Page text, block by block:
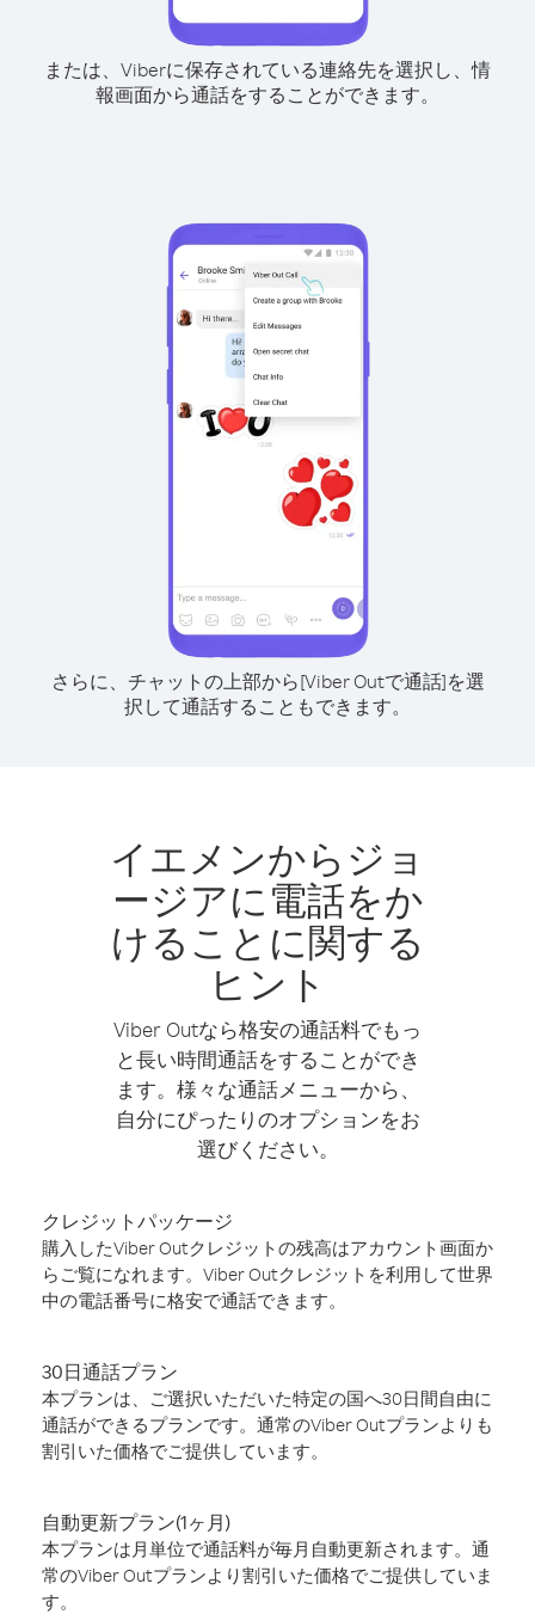
または、Viberに保存されている連絡先を選択し、情
報画面から通話をすることができます。
さらに、チャットの上部から[Viber Outで通話]を選
択して通話することもできます。
イエメンからジョ
ージアに電話をか
けることに関する
ヒント
Viber Outなら格安の通話料でもっ
と長い時間通話をすることができ
ます。様々な通話メニューから、
自分にぴったりのオプションをお
選びください。
クレジットパッケージ
購入したViber Outクレジットの残高はアカウント画面か
らご覧になれます。Viber Outクレジットを利用して世界
中の電話番号に格安で通話できます。
30日通話プラン
本プランは、ご選択いただいた特定の国へ30日間自由に
通話ができるプランです。通常のViber Outプランよりも
割引いた価格でご提供しています。
自動更新プラン(1ヶ月)
本プランは月単位で通話料が毎月自動更新されます。通
常のViber Outプランより割引いた価格でご提供していま
す。